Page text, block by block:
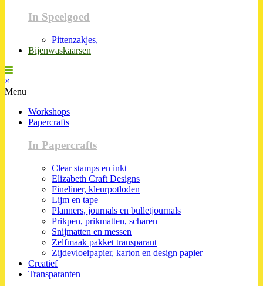
In Speelgoed
Pittenzakjes,
Bijenwaskaarsen
×
Menu
Workshops
Papercrafts
In Papercrafts
Clear stamps en inkt
Elizabeth Craft Designs
Fineliner, kleurpotloden
Lijm en tape
Planners, journals en bulletjournals
Prikpen, prikmatten, scharen
Snijmatten en messen
Zelfmaak pakket transparant
Zijdevloeipapier, karton en design papier
Creatief
Transparanten